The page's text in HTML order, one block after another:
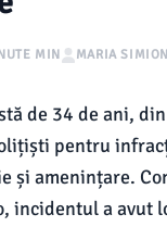
MIN MARIA
de 34 de ani,
pentru
și amenințare.
incidentul a avut